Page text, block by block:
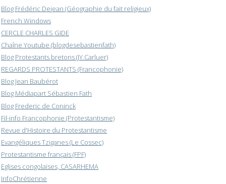
Blog Frédéric Dejean (Géographie du fait religieux)
French Windows
CERCLE CHARLES GIDE
Chaîne Youtube (blogdesebastienfath)
Blog Protestants bretons (JY.Carluer)
REGARDS PROTESTANTS (Francophonie)
Blog Jean Baubérot
Blog Médiapart Sébastien Fath
Blog Frederic de Coninck
Fil-info Francophonie (Protestantisme)
Revue d'Histoire du Protestantisme
Evangéliques Tziganes (Le Cossec)
Protestantisme français (FPF)
Eglises congolaises, CASARHEMA
InfoChrétienne